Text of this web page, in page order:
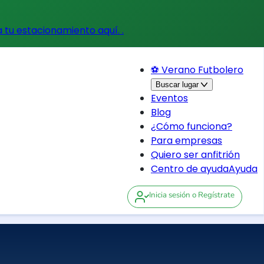
estacionamiento aquí. .
⚽ Verano Futbolero
Buscar lugar
Eventos
Blog
¿Cómo funciona?
Para empresas
Quiero ser anfitrión
Centro de ayudaAyuda
Inicia sesión o Regístrate